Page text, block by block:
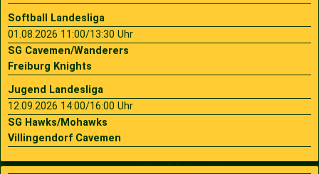
Softball Landesliga
01.08.2026 11:00/13:30 Uhr
SG Cavemen/Wanderers
Freiburg Knights
Jugend Landesliga
12.09.2026 14:00/16:00 Uhr
SG Hawks/Mohawks
Villingendorf Cavemen